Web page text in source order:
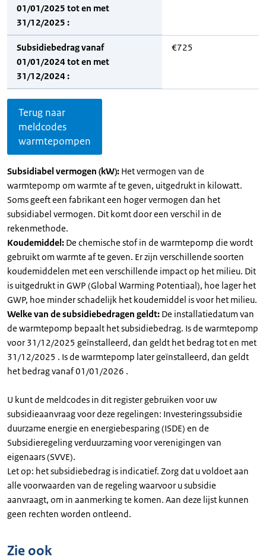
01/01/2025 tot en met
31/12/2025 :
Subsidiebedrag vanaf
01/01/2024 tot en met
31/12/2024 :
€725
Terug naar
meldcodes
warmtepompen
Subsidiabel vermogen (kW): Het vermogen van de
warmtepomp om warmte af te geven, uitgedrukt in kilowatt.
Soms geeft een fabrikant een hoger vermogen dan het
subsidiabel vermogen. Dit komt door een verschil in de
rekenmethode.
Koudemiddel: De chemische stof in de warmtepomp die wordt
gebruikt om warmte af te geven. Er zijn verschillende soorten
koudemiddelen met een verschillende impact op het milieu. Dit
is uitgedrukt in GWP (Global Warming Potentiaal), hoe lager het
GWP, hoe minder schadelijk het koudemiddel is voor het milieu.
Welke van de subsidiebedragen geldt: De installatiedatum van
de warmtepomp bepaalt het subsidiebedrag. Is de warmtepomp
voor 31/12/2025 geïnstalleerd, dan geldt het bedrag tot en met
31/12/2025 . Is de warmtepomp later geïnstalleerd, dan geldt
het bedrag vanaf 01/01/2026 .
U kunt de meldcodes in dit register gebruiken voor uw
subsidieaanvraag voor deze regelingen: Investeringssubsidie
duurzame energie en energiebesparing (ISDE) en de
Subsidieregeling verduurzaming voor verenigingen van
eigenaars (SVVE).
Let op: het subsidiebedrag is indicatief. Zorg dat u voldoet aan
alle voorwaarden van de regeling waarvoor u subsidie
aanvraagt, om in aanmerking te komen. Aan deze lijst kunnen
geen rechten worden ontleend.
Zie ook